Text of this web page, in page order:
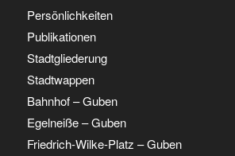
Persönlichkeiten
Publikationen
Stadtgliederung
Stadtwappen
Bahnhof – Guben
Egelneiße – Guben
Friedrich-Wilke-Platz – Guben